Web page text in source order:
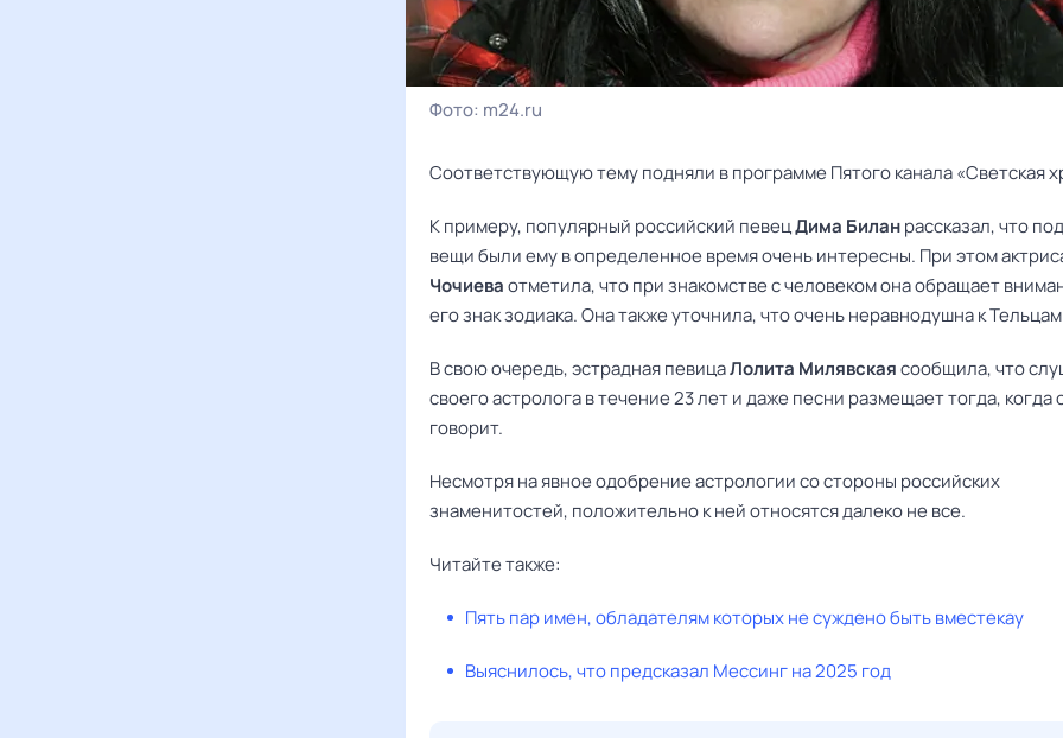
Фото: m24.ru
Соответствующую тему подняли в программе Пятого канала «Светская
К примеру, популярный российский певецДима Биланрассказал, что
вещи были ему в определенное время очень интересны. При этом
Чочиеваотметила, что при знакомстве с человеком она обращает
его знак зодиака. Она также уточнила, что очень неравнодушна к
В свою очередь, эстрадная певицаЛолита Милявскаясообщила, что
своего астролога в течение 23 лет и даже песни размещает тогда, когда
говорит.
Несмотря на явное одобрение астрологии со стороны российских
знаменитостей, положительно к ней относятся далеко не все.
Читайте также:
Пять пар имен, обладателям которых не суждено быть вместекау
Выяснилось, что предсказал Мессинг на 2025 год